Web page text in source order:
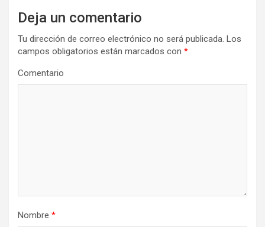
Deja un comentario
Tu dirección de correo electrónico no será publicada. Los
campos obligatorios están marcados con *
Comentario
Nombre *